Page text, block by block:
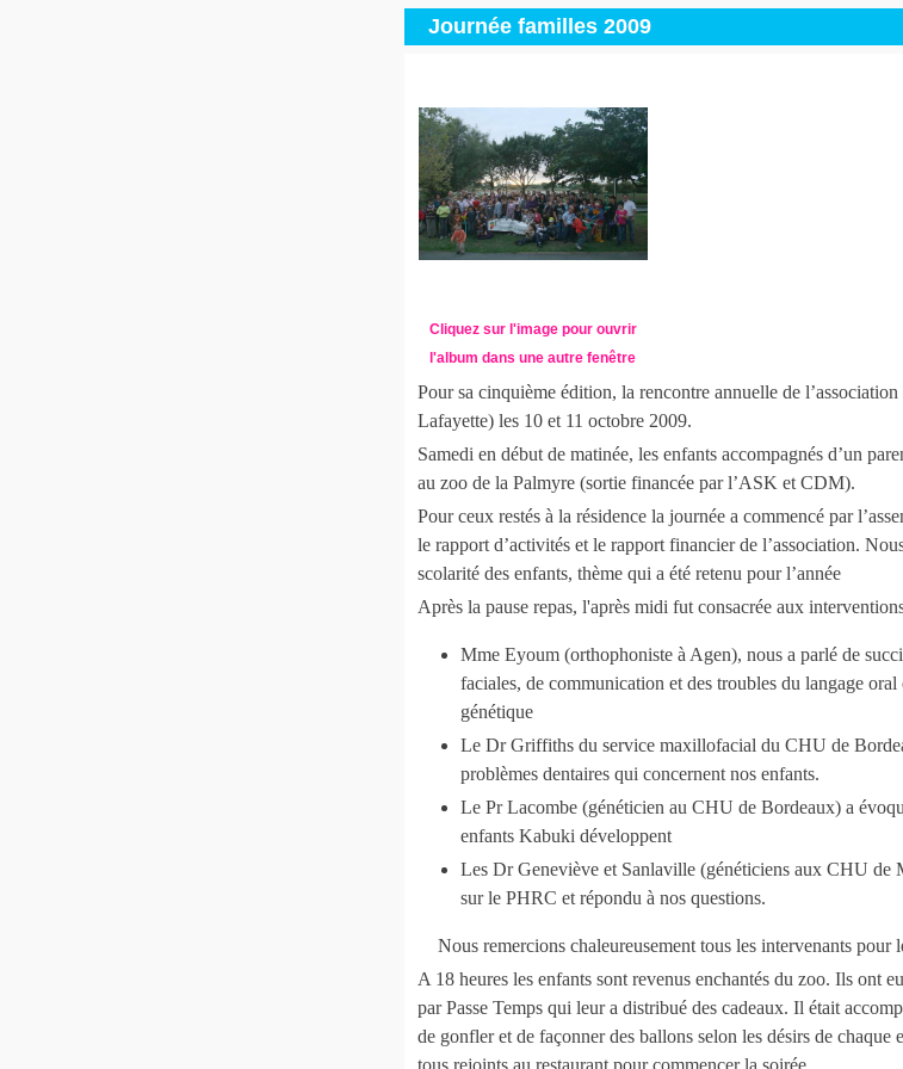
Journée familles 2009
Cliquez sur l'image pour ouvrir
l'album dans une autre fenêtre
Pour sa cinquième édition, la rencontre annuelle de
Lafayette) les 10 et 11 octobre 2009.
Samedi en début de matinée, les enfants accompagnés d’un
au zoo de la Palmyre (sortie financée par l’ASK et CDM).
Pour ceux restés à la résidence la journée a commencé par
le rapport d’activités et le rapport financier de l’association.
scolarité des enfants, thème qui a été retenu pour l’année
Après la pause repas, l'après midi fut consacrée aux
Mme Eyoum (orthophoniste à Agen), nous a parlé de
faciales, de communication et des troubles du langage
génétique
Le Dr Griffiths du service maxillofacial du CHU de
problèmes dentaires qui concernent nos enfants.
Le Pr Lacombe (généticien au CHU de Bordeaux) a
enfants Kabuki développent
Les Dr Geneviève et Sanlaville (généticiens aux CHU
sur le PHRC et répondu à nos questions.
Nous remercions chaleureusement tous les intervenants
A 18 heures les enfants sont revenus enchantés du zoo. Ils ont
par Passe Temps qui leur a distribué des cadeaux. Il était
de gonfler et de façonner des ballons selon les désirs de chaque
tous rejoints au restaurant pour commencer la soirée.